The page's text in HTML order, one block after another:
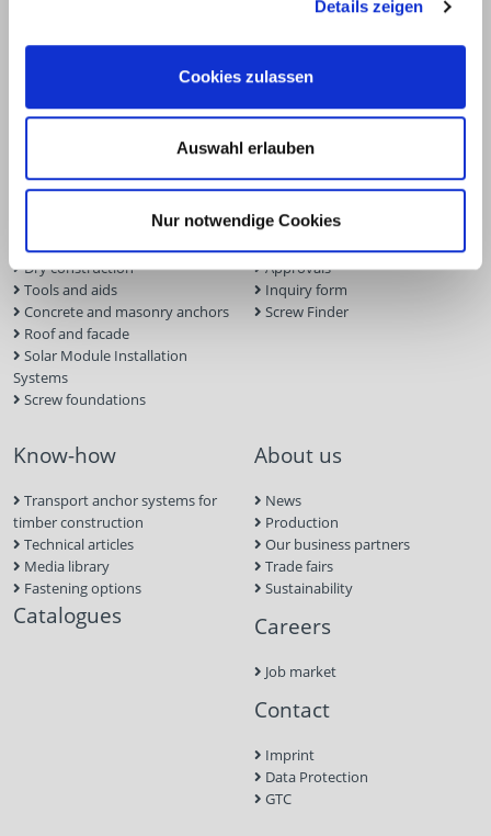
Details zeigen
Cookies zulassen
Auswahl erlauben
Nur notwendige Cookies
Products
landscaping
Wood construction screws
Wood connectors
Dry construction
Tools and aids
Concrete and masonry anchors
Roof and facade
Solar Module Installation
Systems
Screw foundations
Service
Deck software
ECS calculation program
Solar Planner
BIM Portal
Approvals
Inquiry form
Screw Finder
Know-how
Transport anchor systems for
timber construction
Technical articles
Media library
Fastening options
Catalogues
About us
News
Production
Our business partners
Trade fairs
Sustainability
Careers
Job market
Contact
Imprint
Data Protection
GTC